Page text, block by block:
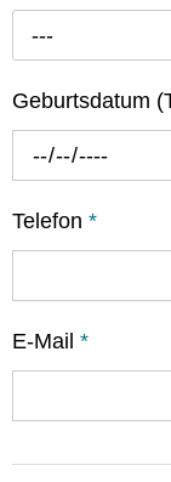
---
Geburtsdatum
Telefon *
E-Mail *